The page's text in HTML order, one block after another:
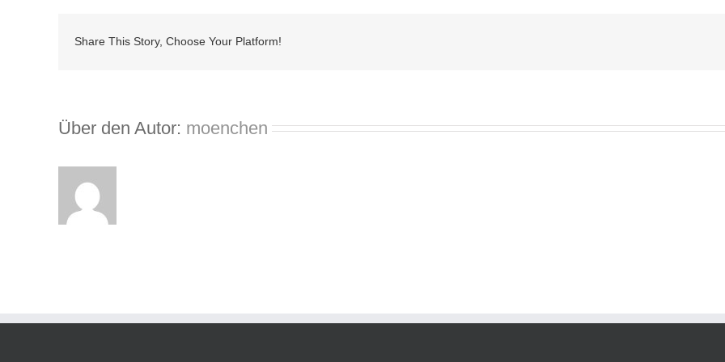
Share This Story, Choose Your Platform!
Über den Autor: moenchen